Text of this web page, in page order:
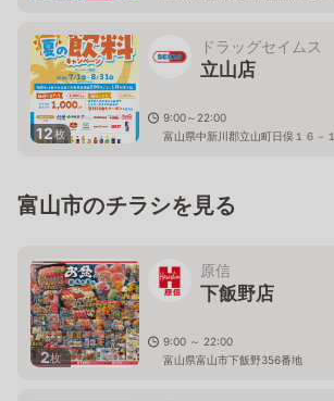
12枚
ドラッグセイムス
立山店
9:00～22:00
富山県中新川郡立山町日俣１６－１
富山市のチラシを見る
2枚
原信
下飯野店
9:00 ～ 22:00
富山県富山市下飯野356番地